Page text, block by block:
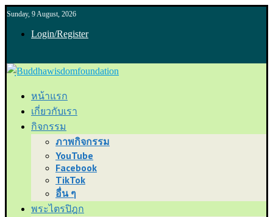
Sunday, 9 August, 2026
Login/Register
หน้าแรก
เกี่ยวกับเรา
กิจกรรม
ภาพกิจกรรม
YouTube
Facebook
TikTok
อื่น ๆ
พระไตรปิฎก